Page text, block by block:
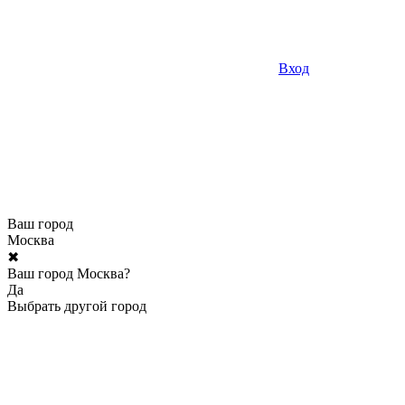
Вход
Ваш город
Москва
✖
Ваш город Москва?
Да
Выбрать другой город